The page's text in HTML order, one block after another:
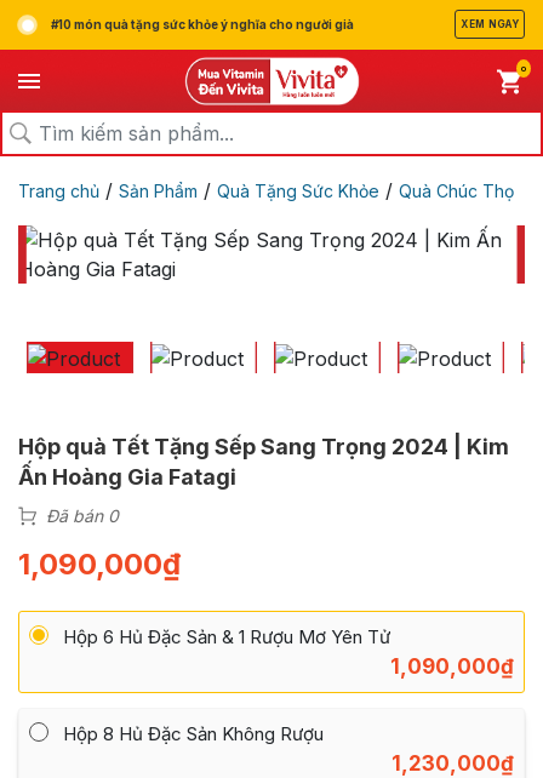
#10 món quà tặng sức khỏe ý nghĩa cho người già XEM NGAY
0
Trang chủ / Sản Phẩm / Quà Tặng Sức Khỏe / Quà Chúc Thọ
Hộp quà Tết Tặng Sếp Sang Trọng 2024 | Kim
Ấn Hoàng Gia Fatagi
Đã bán 0
1,090,000₫
Hộp 6 Hủ Đặc Sản & 1 Rượu Mơ Yên Tử
1,090,000₫
Hộp 8 Hủ Đặc Sản Không Rượu
1,230,000₫